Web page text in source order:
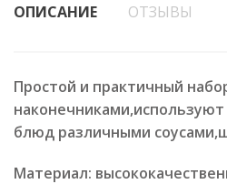
ОПИСАНИЕ ОТЗЫВЫ
Простой и практичный
блюд различными
Материал: